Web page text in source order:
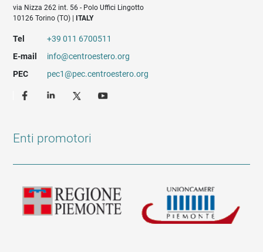
via Nizza 262 int. 56 - Polo Uffici Lingotto
10126 Torino (TO) |
ITALY
Tel
+39 011 6700511
E-mail
info@centroestero.org
PEC
pec1@pec.centroestero.org
Enti promotori